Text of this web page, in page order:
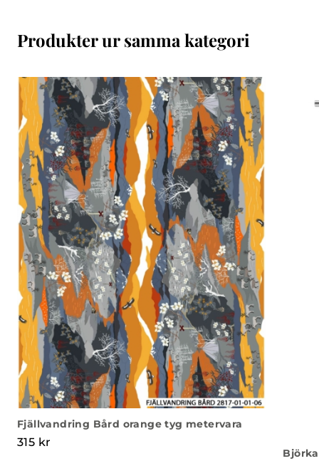
Produkter ur samma kategori
Fjällvandring Bård orange tyg metervara
315 kr